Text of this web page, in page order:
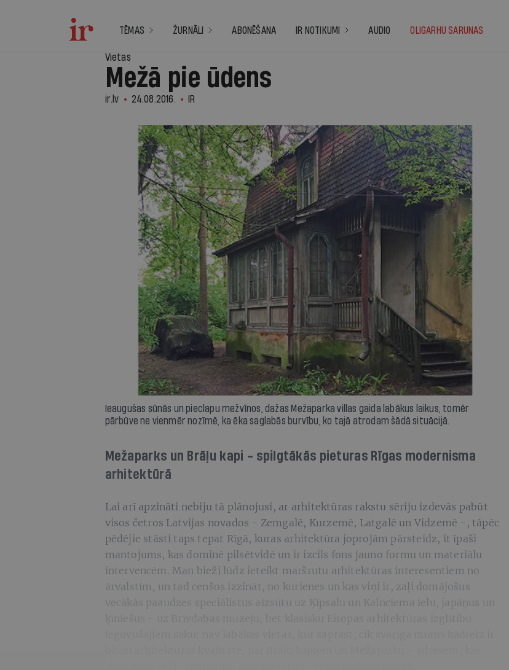
TĒMAS ŽURNĀLI ABONĒŠANA IR NOTIKUMI AUDIO OLIGARHU SARUNAS
Vietas
Mežā pie ūdens
ir.lv 24.08.2016. IR
Ieaugušas sūnās un pieclapu mežvīnos, dažas Mežaparka villas gaida labākus laikus, tomēr
pārbūve ne vienmēr nozīmē, ka ēka saglabās burvību, ko tajā atrodam šādā situācijā.
Mežaparks un Brāļu kapi - spilgtākās pieturas Rīgas modernisma
arhitektūrā
Lai arī apzināti nebiju tā plānojusi, ar arhitektūras rakstu sēriju izdevās pabūt
visos četros Latvijas novados - Zemgalē, Kurzemē, Latgalē un Vidzemē -, tāpēc
pēdējie stāsti taps tepat Rīgā, kuras arhitektūra joprojām pārsteidz, it īpaši
mantojums, kas dominē pilsētvidē un ir izcils fons jauno formu un materiālu
intervencēm. Man bieži lūdz ieteikt maršrutu arhitektūras interesentiem no
ārvalstīm, un tad cenšos izzināt, no kurienes un kas viņi ir, zaļi domājošus
vecākās paaudzes speciālistus aizsūtu uz Ķīpsalu un Kalnciema ielu, japāņus un